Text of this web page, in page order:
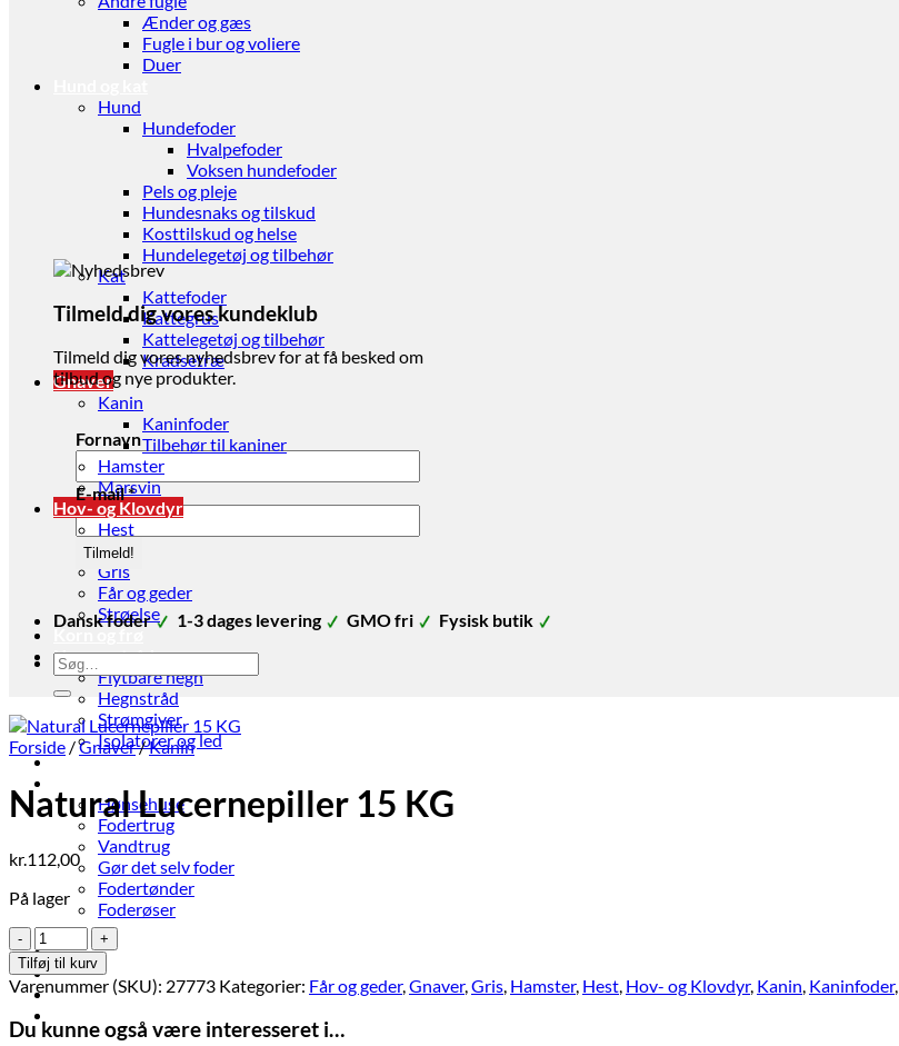
Ænder og gæs
Fugle i bur og voliere
Duer
Hund
Hundefoder
Hvalpefoder
Voksen hundefoder
Pels og pleje
Hundesnaks og tilskud
Kosttilskud og helse
Hundelegetøj og tilbehør
Kat
Kattefoder
Kattegrus
Kattelegetøj og tilbehør
Kradsetræ
Gnaver
Kanin
Kaninfoder
Tilbehør til kaniner
Hamster
Marsvin
Hov- og Klovdyr
Hest
Ko
Gris
Får og geder
Strøelse
Korn og frø
Hegn og tråd
Flytbare hegn
Hegnstråd
Strømgiver
Isolatorer og led
Strøelse
Hønsehuse
Fodertrug
Vandtrug
Gør det selv foder
Fodertønder
Foderøser
Hygiejne
Skadedyr
Brands
Økologi
Tilmeld dig vores kundeklub
Tilmeld dig vores nyhedsbrev for at få besked om
tilbud og nye produkter.
Fornavn
E-mail*
Dansk foder 1-3 dages levering GMO fri
Fysisk butik
Søg
efter:
Forside /Gnaver/Kanin
Natural Lucernepiller 15 KG
kr.112,00
På lager
Natural
Lucernepiller
15
KG
antal
Tilføj til kurv
Varenummer (SKU): 27773 Kategorier: Får og geder,Gnaver,Gris, Hamster, Hest, Hov- og Klovdyr, Kanin, Kaninfoder,
Du kunne også være interesseret i…